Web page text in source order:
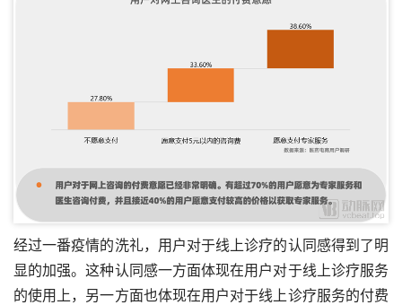
经过一番疫情的洗礼，用户对于线上诊疗的认同感得到了明
显的加强。这种认同感一方面体现在用户对于线上诊疗服务
的使用上，另一方面也体现在用户对于线上诊疗服务的付费